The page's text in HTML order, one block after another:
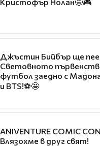
Джъстин Бийбър ще пее
Световното
футбол заедно с
и BTS!⚽🤩
ANIVENTURE COMIC
Влязохме в друг свят!